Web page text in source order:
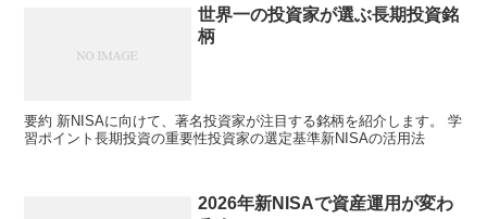
世界一の投資家が選ぶ長期投資銘
柄
要約 新NISAに向けて、著名投資家が注目する銘柄を紹介します。 学
習ポイント長期投資の重要性投資家の選定基準新NISAの活用法
2026年新NISAで資産運用が変わ